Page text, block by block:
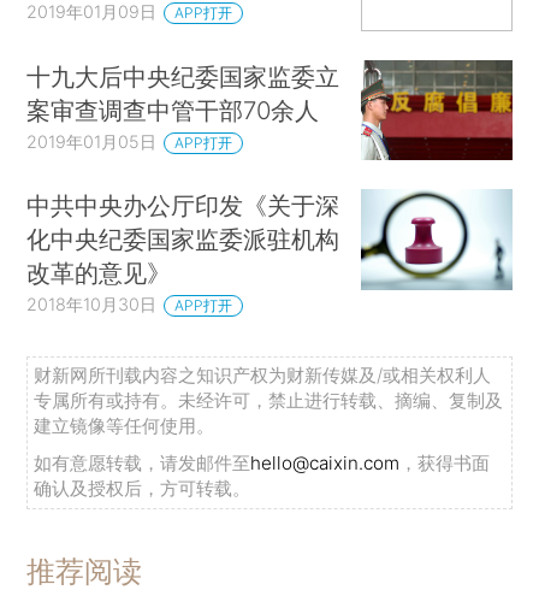
2019年01月09日 APP打开
十九大后中央纪委国家监委立
案审查调查中管干部70余人
2019年01月05日 APP打开
中共中央办公厅印发《关于深
化中央纪委国家监委派驻机构
改革的意见》
2018年10月30日 APP打开
财新网所刊载内容之知识产权为财新传媒及/或相关权利人
专属所有或持有。未经许可，禁止进行转载、摘编、复制及
建立镜像等任何使用。
如有意愿转载，请发邮件至hello@caixin.com ，获得书面
确认及授权后，方可转载。
推荐阅读